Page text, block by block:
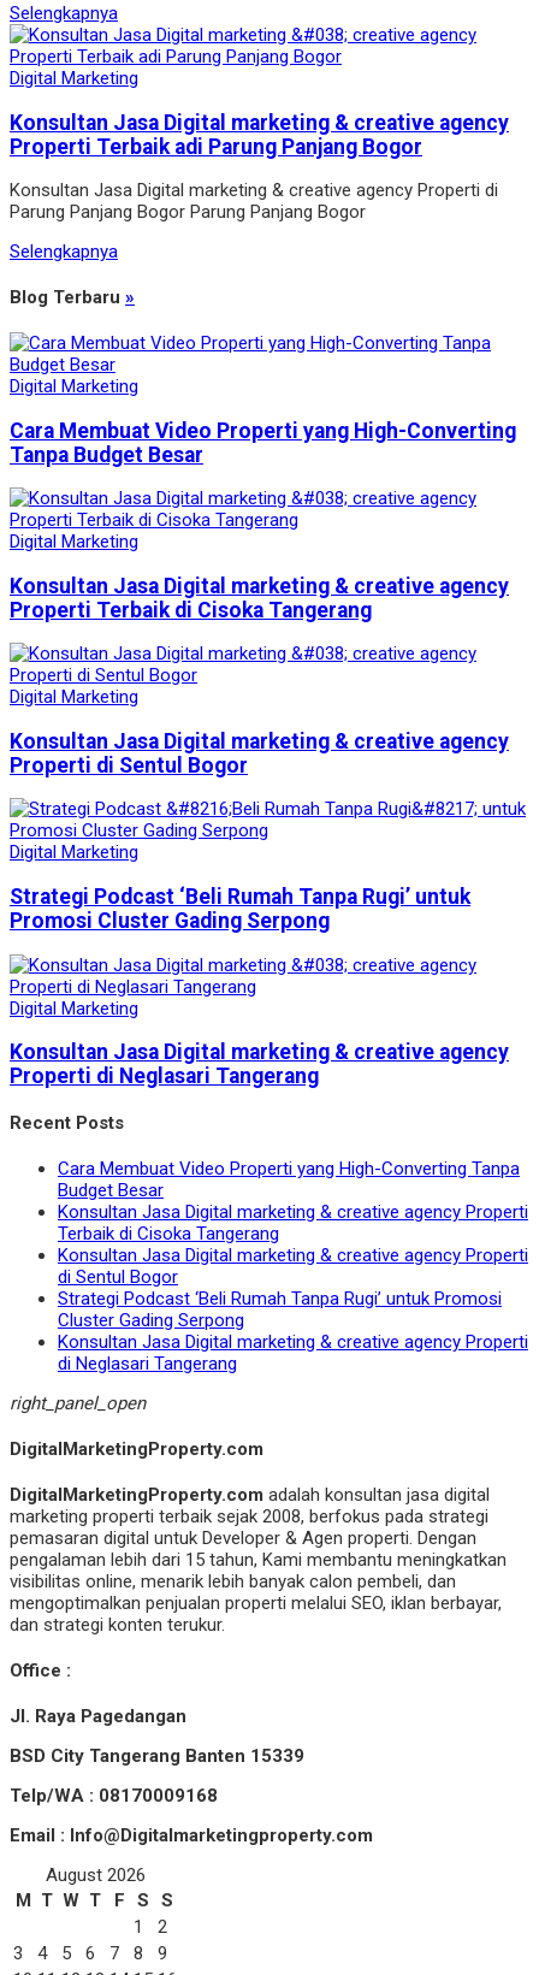
Selengkapnya
Digital Marketing
Konsultan Jasa Digital marketing & creative agency
Properti Terbaik adi Parung Panjang Bogor
Konsultan Jasa Digital marketing & creative agency Properti di
Parung Panjang Bogor Parung Panjang Bogor
Selengkapnya
Blog Terbaru »
Digital Marketing
Cara Membuat Video Properti yang High-Converting
Tanpa Budget Besar
Digital Marketing
Konsultan Jasa Digital marketing & creative agency
Properti Terbaik di Cisoka Tangerang
Digital Marketing
Konsultan Jasa Digital marketing & creative agency
Properti di Sentul Bogor
Digital Marketing
Strategi Podcast ‘Beli Rumah Tanpa Rugi’ untuk
Promosi Cluster Gading Serpong
Digital Marketing
Konsultan Jasa Digital marketing & creative agency
Properti di Neglasari Tangerang
Recent Posts
Cara Membuat Video Properti yang High-Converting Tanpa
Budget Besar
Konsultan Jasa Digital marketing & creative agency Properti
Terbaik di Cisoka Tangerang
Konsultan Jasa Digital marketing & creative agency Properti
di Sentul Bogor
Strategi Podcast ‘Beli Rumah Tanpa Rugi’ untuk Promosi
Cluster Gading Serpong
Konsultan Jasa Digital marketing & creative agency Properti
di Neglasari Tangerang
right_panel_open
DigitalMarketingProperty.com
DigitalMarketingProperty.com adalah konsultan jasa digital
marketing properti terbaik sejak 2008, berfokus pada strategi
pemasaran digital untuk Developer & Agen properti. Dengan
pengalaman lebih dari 15 tahun, Kami membantu meningkatkan
visibilitas online, menarik lebih banyak calon pembeli, dan
mengoptimalkan penjualan properti melalui SEO, iklan berbayar,
dan strategi konten terukur.
Office :
Jl. Raya Pagedangan
BSD City Tangerang Banten 15339
Telp/WA : 08170009168
Email : Info@Digitalmarketingproperty.com
August 2026
M T W T F S
S
1
2
3
4 5 6 7 8
9